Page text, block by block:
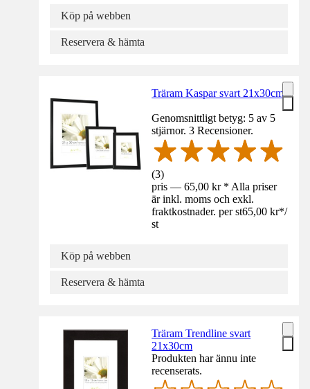
Köp på webben
Reservera & hämta
Träram Kaspar svart 21x30cm
Genomsnittligt betyg: 5 av 5
stjärnor. 3 Recensioner.
(3)
pris — 65,00 kr * Alla priser
är inkl. moms och exkl.
fraktkostnader. per st65,00 kr*/
st
Köp på webben
Reservera & hämta
Träram Trendline svart
21x30cm
Produkten har ännu inte
recenserats.